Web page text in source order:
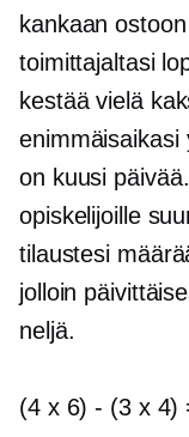
kankaan
toimittajaltasi
kestää vielä
enimmäisaikasi
on kuusi
opiskelijoille
tilaustesi
jolloin
neljä.
(4 x 6)- (3 x 4)